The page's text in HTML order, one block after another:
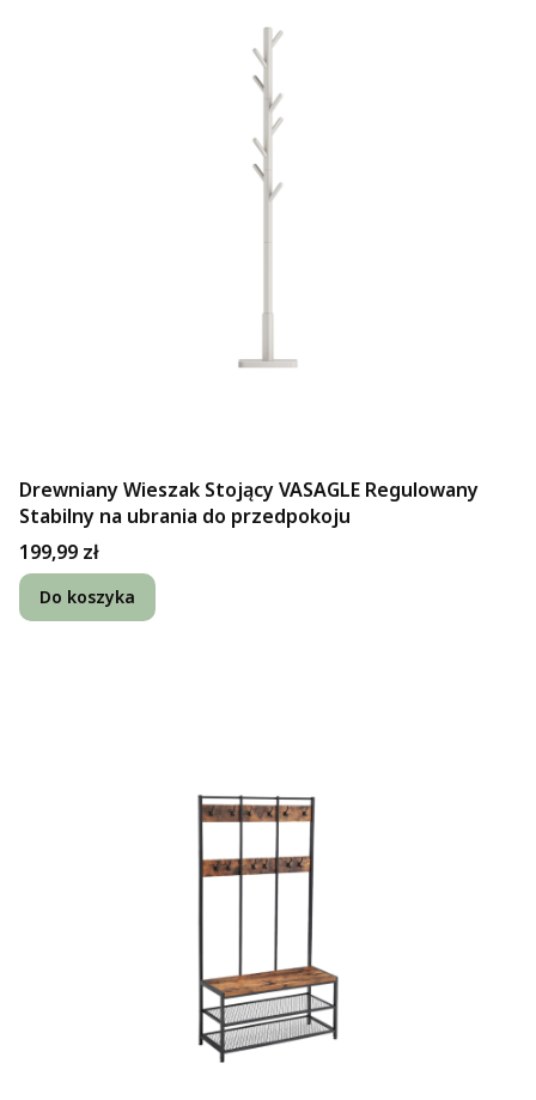
Drewniany Wieszak Stojący VASAGLE Regulowany
Stabilny na ubrania do przedpokoju
Cena
199,99 zł
Do koszyka